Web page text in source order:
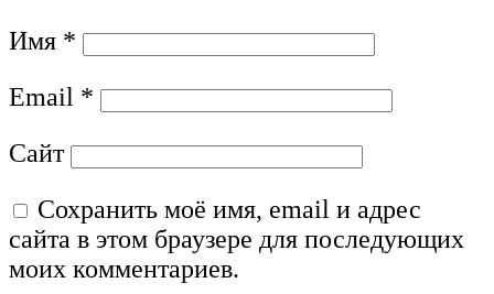
Имя *
Email *
Сайт
Сохранить моё имя, email и адрес
сайта в этом браузере для последующих
моих комментариев.